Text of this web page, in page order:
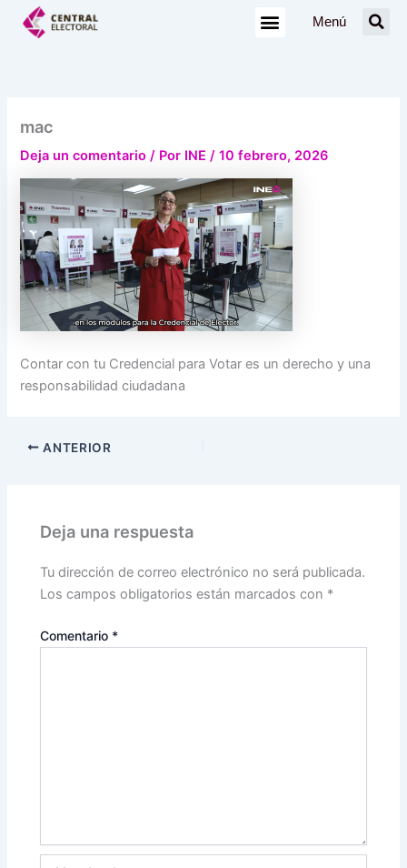
Menú
mac
Deja un comentario / Por INE/10 febrero, 2026
Contar con tu Credencial para Votar es un derecho y una
responsabilidad ciudadana
ANTERIOR
Deja una respuesta
Tu dirección de correo electrónico no será publicada.
Los campos obligatorios están marcados con *
Comentario *